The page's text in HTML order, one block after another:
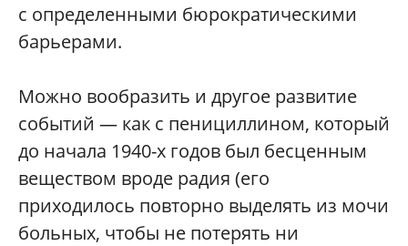
с определенными бюрократическими
барьерами.
Можно вообразить и другое развитие
событий — как с пенициллином, который
до начала 1940-х годов был бесценным
веществом вроде радия (его
приходилось повторно выделять из мочи
больных, чтобы не потерять ни